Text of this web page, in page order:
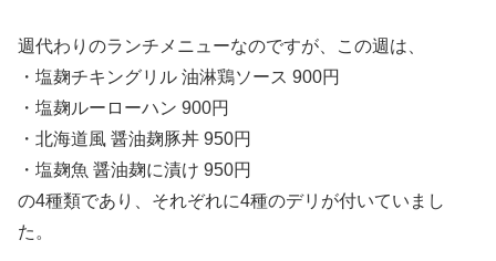
週代わりのランチメニューなのですが、この週は、
・塩麹チキングリル 油淋鶏ソース 900円
・塩麹ルーローハン 900円
・北海道風 醤油麹豚丼 950円
・塩麹魚 醤油麹に漬け 950円
の4種類であり、それぞれに4種のデリが付いていまし
た。